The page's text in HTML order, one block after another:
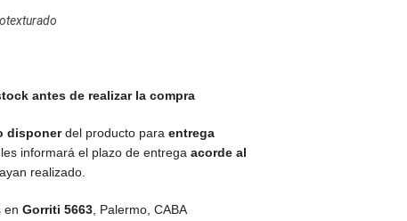
antes de realizar la compra
disponerdel producto para entrega
informará el plazo de entrega acorde al
realizado.
en Gorriti 5663 Palermo, CABA